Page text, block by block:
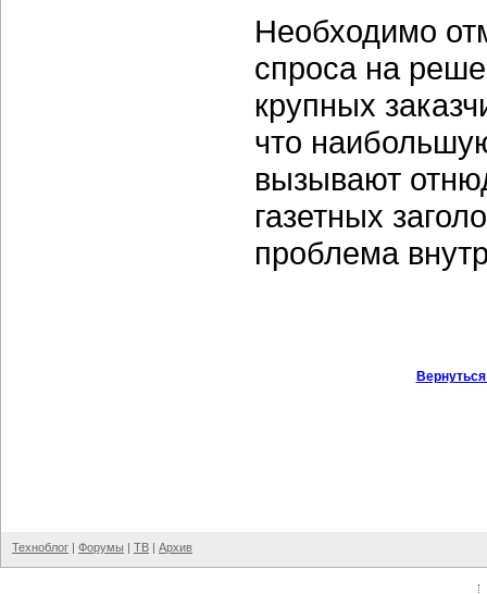
Необходимо
спроса на
крупных
что
вызывают
газетных
проблема
Техноблог | Форумы | ТВ | Архив